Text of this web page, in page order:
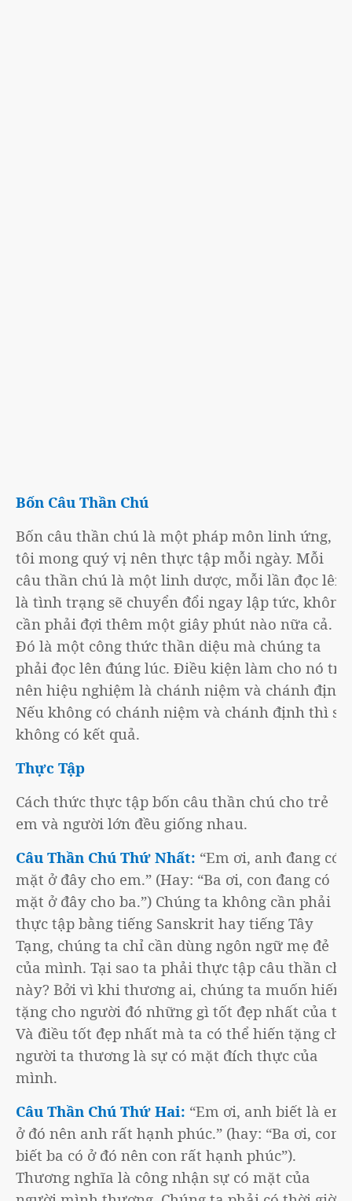
Bốn Câu Thần Chú
Bốn câu thần chú là một pháp môn linh ứng,
tôi mong quý vị nên thực tập mỗi ngày. Mỗi
câu thần chú là một linh dược, mỗi lần đọc lên
là tình trạng sẽ chuyển đổi ngay lập tức, không
cần phải đợi thêm một giây phút nào nữa cả.
Đó là một công thức thần diệu mà chúng ta
phải đọc lên đúng lúc. Điều kiện làm cho nó trở
nên hiệu nghiệm là chánh niệm và chánh định.
Nếu không có chánh niệm và chánh định thì sẽ
không có kết quả.
Thực Tập
Cách thức thực tập bốn câu thần chú cho trẻ
em và người lớn đều giống nhau.
Câu Thần Chú Thứ Nhất: “Em ơi, anh đang có
mặt ở đây cho em.” (Hay: “Ba ơi, con đang có
mặt ở đây cho ba.”) Chúng ta không cần phải
thực tập bằng tiếng Sanskrit hay tiếng Tây
Tạng, chúng ta chỉ cần dùng ngôn ngữ mẹ đẻ
của mình. Tại sao ta phải thực tập câu thần chú
này? Bởi vì khi thương ai, chúng ta muốn hiến
tặng cho người đó những gì tốt đẹp nhất của ta.
Và điều tốt đẹp nhất mà ta có thể hiến tặng cho
người ta thương là sự có mặt đích thực của
mình.
Câu Thần Chú Thứ Hai: “Em ơi, anh biết là em
ở đó nên anh rất hạnh phúc.” (hay: “Ba ơi, con
biết ba có ở đó nên con rất hạnh phúc”).
Thương nghĩa là công nhận sự có mặt của